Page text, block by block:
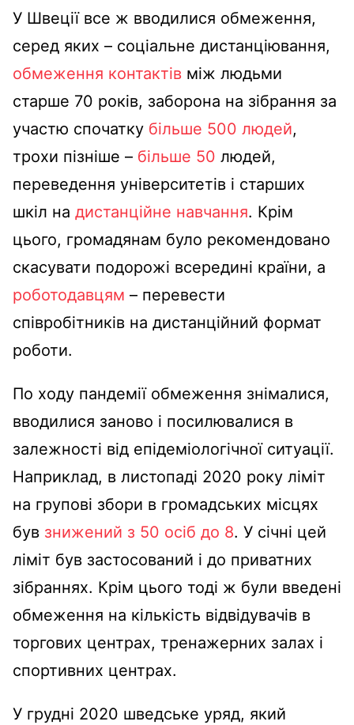
У Швеції все ж вводилися обмеження,
серед яких – соціальне дистанціювання,
обмеження контактів між людьми
старше 70 років, заборона на зібрання за
участю спочатку більше 500 людей,
трохи пізніше – більше 50 людей,
переведення університетів і старших
шкіл на дистанційне навчання. Крім
цього, громадянам було рекомендовано
скасувати подорожі всередині країни, а
роботодавцям – перевести
співробітників на дистанційний формат
роботи.
По ходу пандемії обмеження знімалися,
вводилися заново і посилювалися в
залежності від епідеміологічної ситуації.
Наприклад, в листопаді 2020 року ліміт
на групові збори в громадських місцях
був знижений з 50 осіб до 8. У січні цей
ліміт був застосований і до приватних
зібраннях. Крім цього тоді ж були введені
обмеження на кількість відвідувачів в
торгових центрах, тренажерних залах і
спортивних центрах.
У грудні 2020 шведське уряд, який